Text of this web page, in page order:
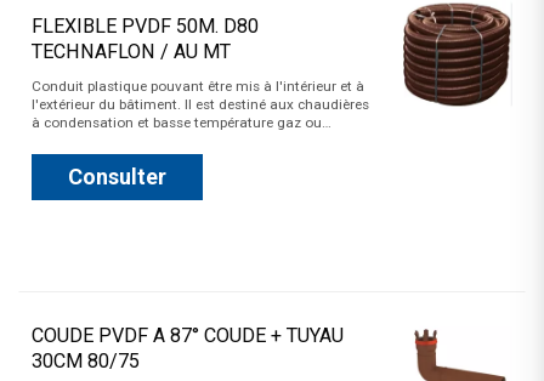
FLEXIBLE PVDF 50M. D80
TECHNAFLON / AU MT
Conduit plastique pouvant être mis à l'intérieur et à
l'extérieur du bâtiment. Il est destiné aux chaudières
à condensation et basse température gaz ou…
Consulter
COUDE PVDF A 87° COUDE + TUYAU
30CM 80/75